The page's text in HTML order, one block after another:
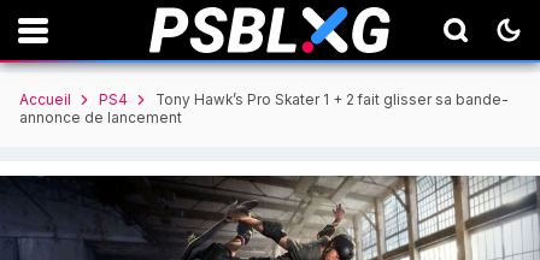
Accueil PS4
Tony Hawk’s Pro Skater 1 + 2 fait glisser sa bande-
annonce de lancement